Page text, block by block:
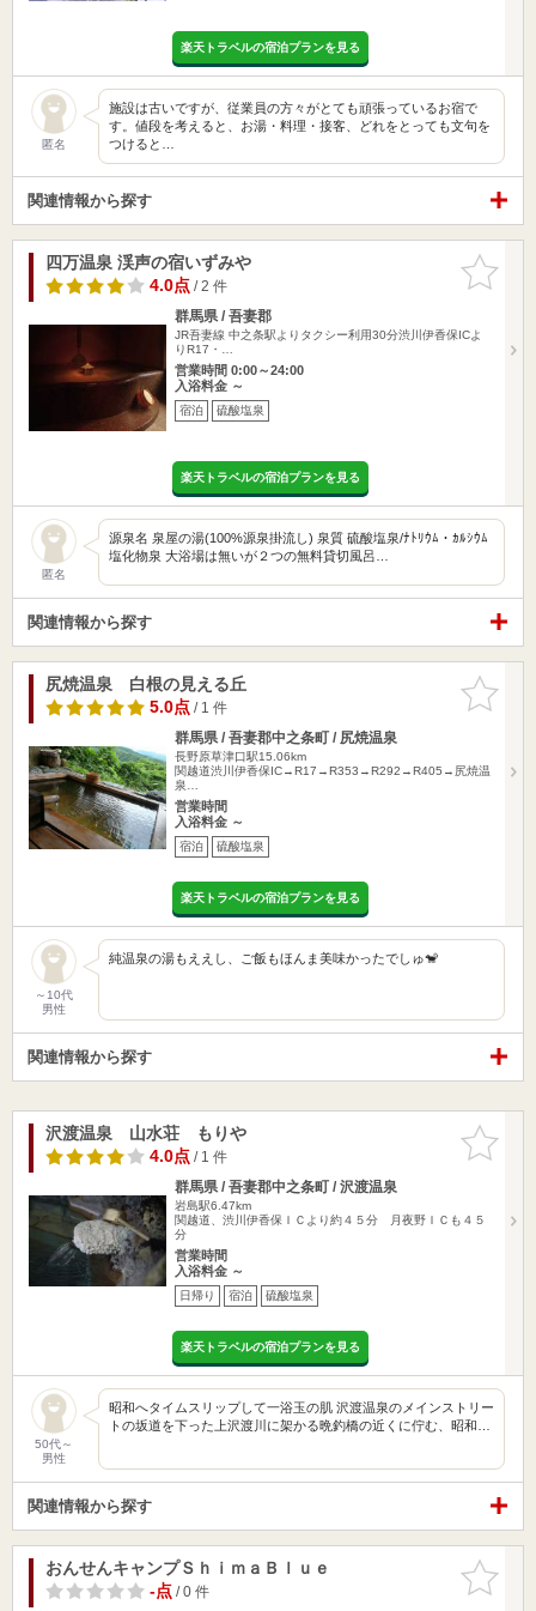
楽天トラベルの宿泊プランを見る
匿名
施設は古いですが、従業員の方々がとても頑張っているお宿で
す。値段を考えると、お湯・料理・接客、どれをとっても文句を
つけると…
関連情報から探す
お気に入
りに追加
四万温泉 渓声の宿いずみや
4.0点/ 2 件
群馬県 / 吾妻郡
JR吾妻線 中之条駅よりタクシー利用30分渋川伊香保ICよ
りR17・…
営業時間 0:00～24:00
入浴料金 ～
宿泊 硫酸塩泉
楽天トラベルの宿泊プランを見る
匿名
源泉名 泉屋の湯(100%源泉掛流し) 泉質 硫酸塩泉/ﾅﾄﾘｳﾑ・ｶﾙｼｳﾑ
塩化物泉 大浴場は無いが２つの無料貸切風呂…
関連情報から探す
お気に入
りに追加
尻焼温泉 白根の見える丘
5.0点/ 1 件
群馬県 / 吾妻郡中之条町 / 尻焼温泉
長野原草津口駅15.06km
関越道渋川伊香保IC→R17→R353→R292→R405→尻焼温
泉…
営業時間
入浴料金 ～
宿泊 硫酸塩泉
楽天トラベルの宿泊プランを見る
～10代
男性
純温泉の湯もええし、ご飯もほんま美味かったでしゅ🐒
関連情報から探す
お気に入
りに追加
沢渡温泉 山水荘 もりや
4.0点/ 1 件
群馬県 / 吾妻郡中之条町 / 沢渡温泉
岩島駅6.47km
関越道、渋川伊香保ＩＣより約４５分 月夜野ＩＣも４５
分
営業時間
入浴料金 ～
日帰り 宿泊 硫酸塩泉
楽天トラベルの宿泊プランを見る
50代～
男性
昭和へタイムスリップして一浴玉の肌 沢渡温泉のメインストリー
トの坂道を下った上沢渡川に架かる晩釣橋の近くに佇む、昭和…
関連情報から探す
お気に入
りに追加
おんせんキャンプＳｈｉｍａＢｌｕｅ
-点/ 0 件